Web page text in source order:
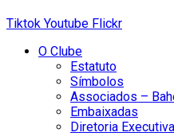
Tiktok Youtube Flickr
O Clube
Estatuto
Símbolos
Associados –
Embaixadas
Diretoria Executiva